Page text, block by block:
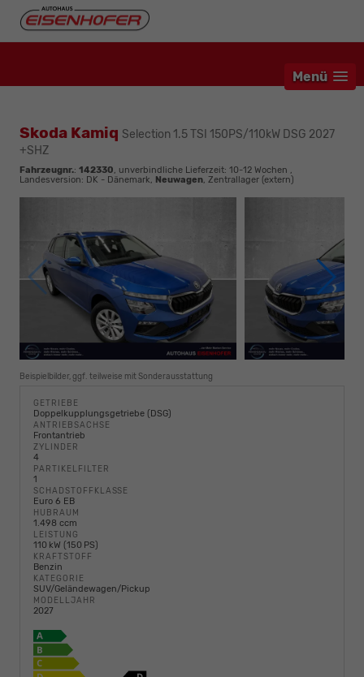
Menü
Skoda Kamiq Selection 1.5 TSI 150PS/110kW DSG 2027
+SHZ
Fahrzeugnr.: 142330, unverbindliche Lieferzeit: 10-12 Wochen ,
Landesversion: DK - Dänemark, Neuwagen, Zentrallager (extern)
Beispielbilder, ggf. teilweise mit Sonderausstattung
GETRIEBE
Doppelkupplungsgetriebe (DSG)
ANTRIEBSACHSE
Frontantrieb
ZYLINDER
4
PARTIKELFILTER
1
SCHADSTOFFKLASSE
Euro 6 EB
HUBRAUM
1.498 ccm
LEISTUNG
110 kW (150 PS)
KRAFTSTOFF
Benzin
KATEGORIE
SUV/Geländewagen/Pickup
MODELLJAHR
2027